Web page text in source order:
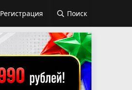
Регистрация Поиск